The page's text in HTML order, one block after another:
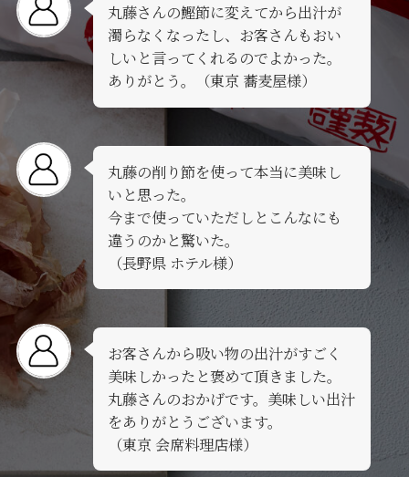
丸藤さんの鰹節に変えてから出汁が
濁らなくなったし、お客さんもおい
しいと言ってくれるのでよかった。
ありがとう。（東京 蕎麦屋様）
丸藤の削り節を使って本当に美味し
いと思った。
今まで使っていただしとこんなにも
違うのかと驚いた。
（長野県 ホテル様）
お客さんから吸い物の出汁がすごく
美味しかったと褒めて頂きました。
丸藤さんのおかげです。美味しい出汁
をありがとうございます。
（東京 会席料理店様）